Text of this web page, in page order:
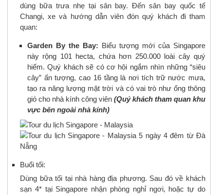
dùng bữa trưa nhẹ tại sân bay. Đến sân bay quốc tế
Changi, xe và hướng dẫn viên đón quý khách đi tham
quan:
Garden By the Bay: Biểu tượng mới của Singapore
này rộng 101 hecta, chứa hơn 250.000 loài cây quý
hiếm. Quý khách sẽ có cơ hội ngắm nhìn những “siêu
cây” ấn tượng, cao 16 tầng là nơi tích trữ nước mưa,
tạo ra năng lượng mặt trời và có vai trò như ống thông
gió cho nhà kính công viên (Quý khách tham quan khu
vực bên ngoài nhà kính)
Buổi tối:
Dùng bữa tối tại nhà hàng địa phương. Sau đó về khách
sạn 4* tại Singapore nhận phòng nghỉ ngơi, hoặc tự do